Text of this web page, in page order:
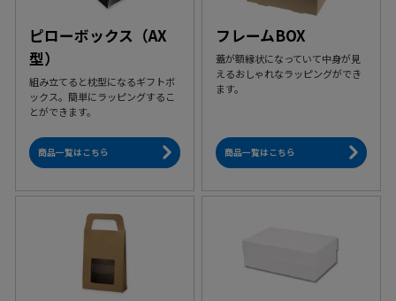
ピローボックス（AX
型）
組み立てると枕型になるギフトボ
ックス。簡単にラッピングするこ
とができます。
商品一覧はこちら
フレームBOX
蓋が額縁状になっていて中身が見
えるおしゃれなラッピングができ
ます。
商品一覧はこちら